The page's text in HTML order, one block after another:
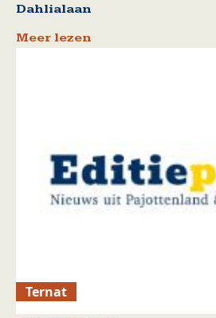
Dahlialaan
Meer lezen
Ternat